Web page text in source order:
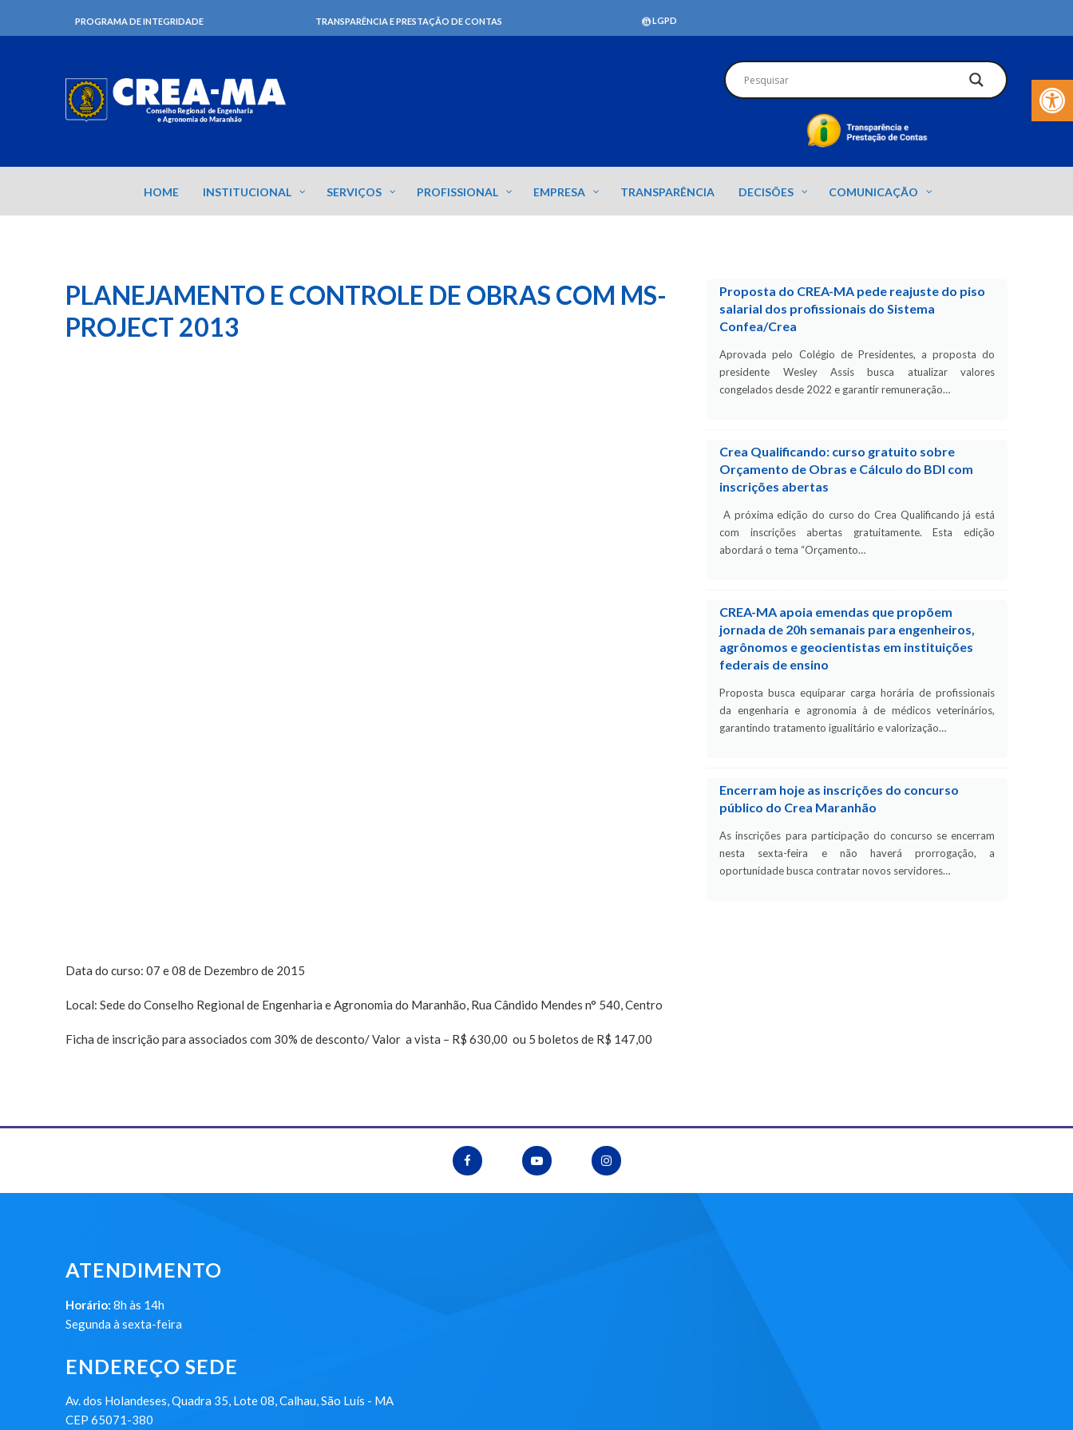
Barra de
PROGRAMA DE INTEGRIDADE TRANSPARÊNCIA E PRESTAÇÃO DE CONTAS LGPD
HOME INSTITUCIONAL SERVIÇOS PROFISSIONAL EMPRESA TRANSPARÊNCIA DECISÕES COMUNICAÇÃO
PLANEJAMENTO E CONTROLE DE OBRAS COM MS-
PROJECT 2013
Data do curso: 07 e 08 de Dezembro de 2015
Local: Sede do Conselho Regional de Engenharia e Agronomia do Maranhão, Rua Cândido Mendes n° 540, Centro
Ficha de inscrição para associados com 30% de desconto/ Valor a vista – R$ 630,00 ou 5 boletos de R$ 147,00
Proposta do CREA-MA pede reajuste do piso
salarial dos profissionais do Sistema
Confea/Crea
Aprovada pelo Colégio de Presidentes, a proposta do
presidente Wesley Assis busca atualizar valores
congelados desde 2022 e garantir remuneração…
Crea Qualificando: curso gratuito sobre
Orçamento de Obras e Cálculo do BDI com
inscrições abertas
A próxima edição do curso do Crea Qualificando já está
com inscrições abertas gratuitamente. Esta edição
abordará o tema “Orçamento…
CREA-MA apoia emendas que propõem
jornada de 20h semanais para engenheiros,
agrônomos e geocientistas em instituições
federais de ensino
Proposta busca equiparar carga horária de profissionais
da engenharia e agronomia à de médicos veterinários,
garantindo tratamento igualitário e valorização…
Encerram hoje as inscrições do concurso
público do Crea Maranhão
As inscrições para participação do concurso se encerram
nesta sexta-feira e não haverá prorrogação, a
oportunidade busca contratar novos servidores…
ATENDIMENTO
Horário: 8h às 14h
Segunda à sexta-feira
ENDEREÇO SEDE
Av. dos Holandeses, Quadra 35, Lote 08, Calhau, São Luís - MA
CEP 65071-380